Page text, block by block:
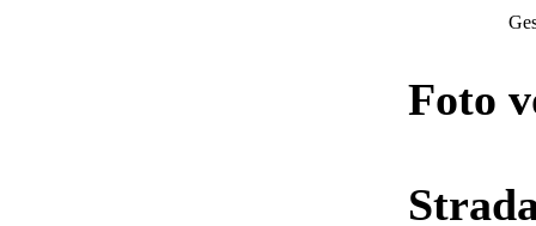
Foto